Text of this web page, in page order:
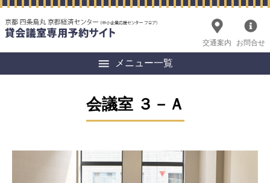
交通案内 お問合せ
メニュー一覧
会議室 ３－Ａ